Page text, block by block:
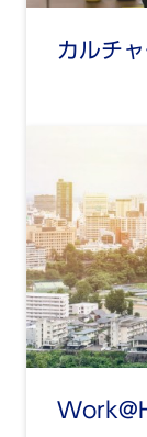
カルチ